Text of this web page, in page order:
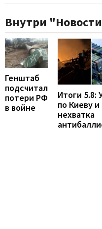
Внутри
Генштаб
подсчитал
потери РФ
в войне
Итоги 5.8:
по Киеву и
нехватка